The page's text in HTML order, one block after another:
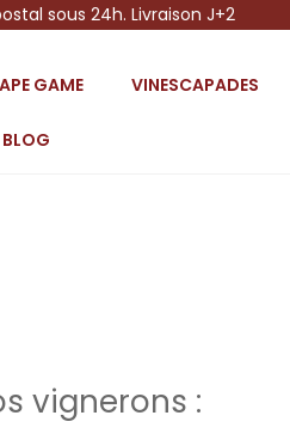
sous 24h. Livraison J+2
GAME VINESCAPADES
BLOG
vignerons :